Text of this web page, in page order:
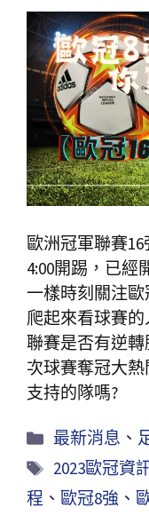
歐洲冠軍聯賽16
4:00開踢，已經
一樣時刻關注
爬起來看球賽
聯賽是否有逆
次球賽奪冠大
支持的隊嗎?
最新消息 、
2023歐冠資
程 、 歐冠8強 、